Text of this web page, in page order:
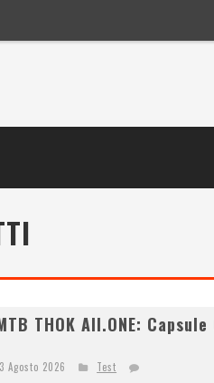
THOK All.ONE:
3 Agosto 2026
Test